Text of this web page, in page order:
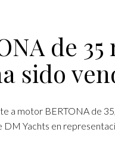
de
sido
a motor BERTONA de
Yachts en